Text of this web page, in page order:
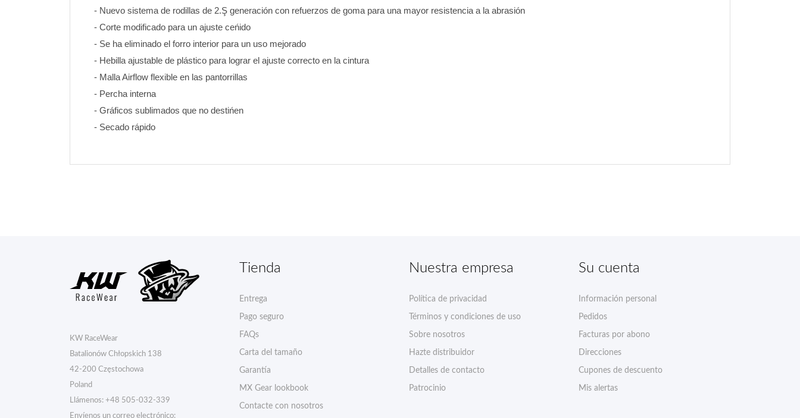
- Nuevo sistema de rodillas de 2.Ş generación con refuerzos de goma para una mayor resistencia a la abrasión
- Corte modificado para un ajuste ceńido
- Se ha eliminado el forro interior para un uso mejorado
- Hebilla ajustable de plástico para lograr el ajuste correcto en la cintura
- Malla Airflow flexible en las pantorrillas
- Percha interna
- Gráficos sublimados que no destińen
- Secado rápido
KW RaceWear
Batalionów Chłopskich 138
42-200 Częstochowa
Poland
Llámenos: +48 505-032-339
Envíenos un correo electrónico:
Tienda
Entrega
Pago seguro
FAQs
Carta del tamaño
Garantía
MX Gear lookbook
Contacte con nosotros
Nuestra empresa
Política de privacidad
Términos y condiciones de uso
Sobre nosotros
Hazte distribuidor
Detalles de contacto
Patrocinio
Su cuenta
Información personal
Pedidos
Facturas por abono
Direcciones
Cupones de descuento
Mis alertas